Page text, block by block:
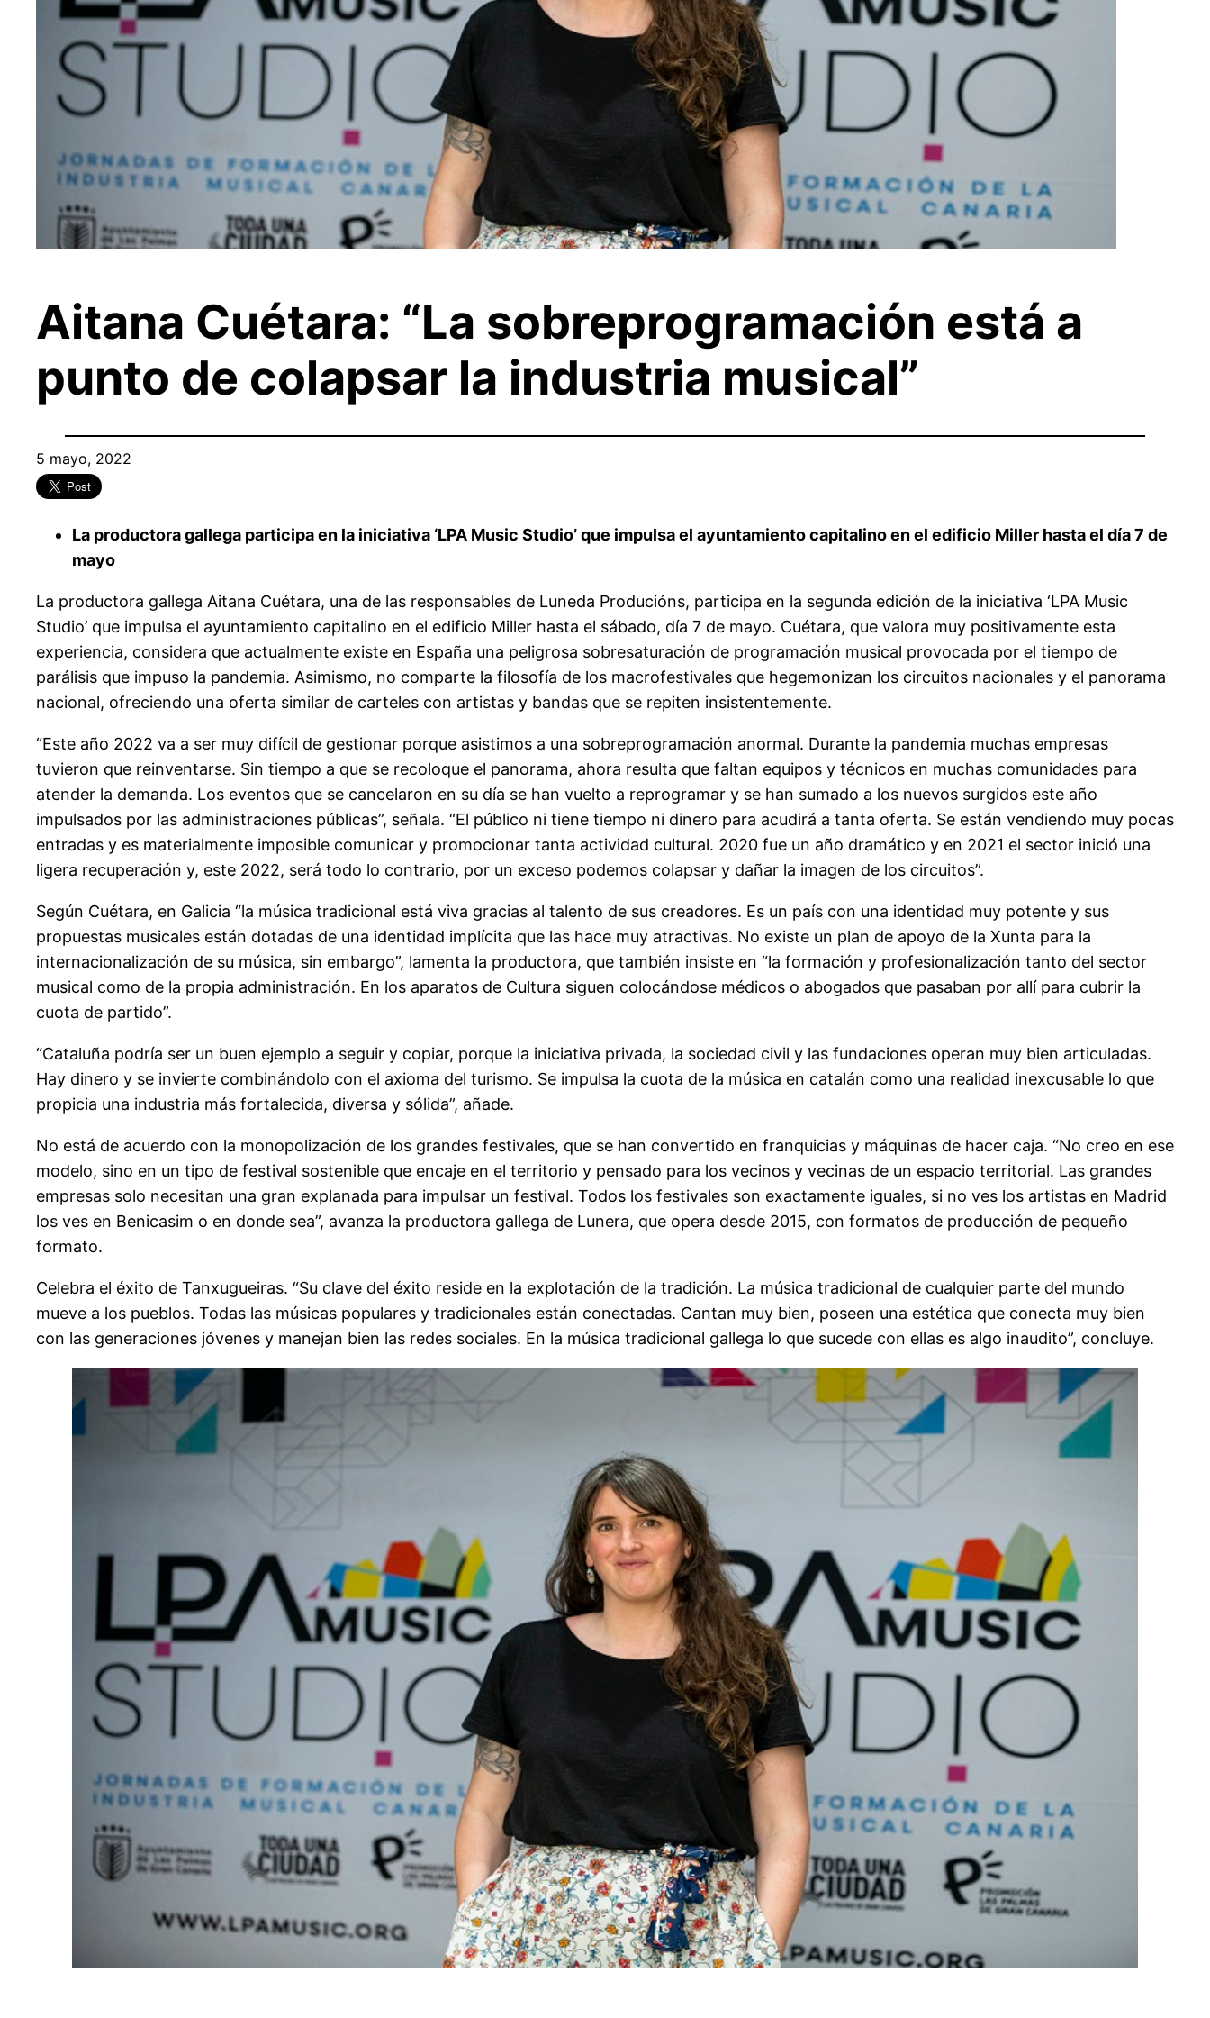
Aitana Cuétara: “La sobreprogramación está a
punto de colapsar la industria musical”
5 mayo, 2022
La productora gallega participa en la iniciativa ‘LPA Music Studio’ que impulsa el ayuntamiento capitalino en el edificio Miller hasta el día 7 de
mayo
La productora gallega Aitana Cuétara, una de las responsables de Luneda Producións, participa en la segunda edición de la iniciativa ‘LPA Music
Studio’ que impulsa el ayuntamiento capitalino en el edificio Miller hasta el sábado, día 7 de mayo. Cuétara, que valora muy positivamente esta
experiencia, considera que actualmente existe en España una peligrosa sobresaturación de programación musical provocada por el tiempo de
parálisis que impuso la pandemia. Asimismo, no comparte la filosofía de los macrofestivales que hegemonizan los circuitos nacionales y el panorama
nacional, ofreciendo una oferta similar de carteles con artistas y bandas que se repiten insistentemente.
“Este año 2022 va a ser muy difícil de gestionar porque asistimos a una sobreprogramación anormal. Durante la pandemia muchas empresas
tuvieron que reinventarse. Sin tiempo a que se recoloque el panorama, ahora resulta que faltan equipos y técnicos en muchas comunidades para
atender la demanda. Los eventos que se cancelaron en su día se han vuelto a reprogramar y se han sumado a los nuevos surgidos este año
impulsados por las administraciones públicas”, señala. “El público ni tiene tiempo ni dinero para acudirá a tanta oferta. Se están vendiendo muy pocas
entradas y es materialmente imposible comunicar y promocionar tanta actividad cultural. 2020 fue un año dramático y en 2021 el sector inició una
ligera recuperación y, este 2022, será todo lo contrario, por un exceso podemos colapsar y dañar la imagen de los circuitos”.
Según Cuétara, en Galicia “la música tradicional está viva gracias al talento de sus creadores. Es un país con una identidad muy potente y sus
propuestas musicales están dotadas de una identidad implícita que las hace muy atractivas. No existe un plan de apoyo de la Xunta para la
internacionalización de su música, sin embargo”, lamenta la productora, que también insiste en “la formación y profesionalización tanto del sector
musical como de la propia administración. En los aparatos de Cultura siguen colocándose médicos o abogados que pasaban por allí para cubrir la
cuota de partido”.
“Cataluña podría ser un buen ejemplo a seguir y copiar, porque la iniciativa privada, la sociedad civil y las fundaciones operan muy bien articuladas.
Hay dinero y se invierte combinándolo con el axioma del turismo. Se impulsa la cuota de la música en catalán como una realidad inexcusable lo que
propicia una industria más fortalecida, diversa y sólida”, añade.
No está de acuerdo con la monopolización de los grandes festivales, que se han convertido en franquicias y máquinas de hacer caja. “No creo en ese
modelo, sino en un tipo de festival sostenible que encaje en el territorio y pensado para los vecinos y vecinas de un espacio territorial. Las grandes
empresas solo necesitan una gran explanada para impulsar un festival. Todos los festivales son exactamente iguales, si no ves los artistas en Madrid
los ves en Benicasim o en donde sea”, avanza la productora gallega de Lunera, que opera desde 2015, con formatos de producción de pequeño
formato.
Celebra el éxito de Tanxugueiras. “Su clave del éxito reside en la explotación de la tradición. La música tradicional de cualquier parte del mundo
mueve a los pueblos. Todas las músicas populares y tradicionales están conectadas. Cantan muy bien, poseen una estética que conecta muy bien
con las generaciones jóvenes y manejan bien las redes sociales. En la música tradicional gallega lo que sucede con ellas es algo inaudito”, concluye.